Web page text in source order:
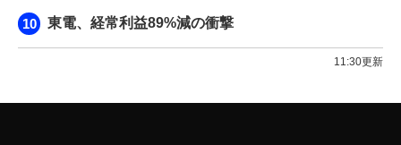
東電、経常利益89%減の衝撃
11:30更新